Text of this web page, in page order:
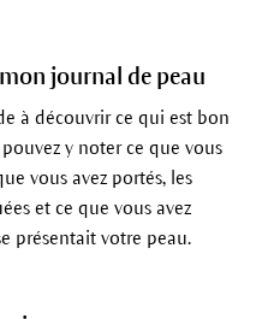
journal de peau
à découvrir ce qui est bon
y noter ce que vous
vous avez portés, les
et ce que vous avez
présentait votre peau.